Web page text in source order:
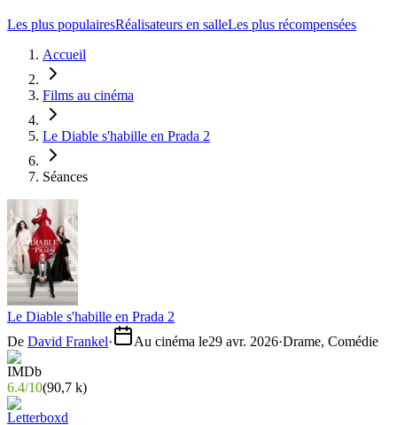
Les plus populairesRéalisateurs en salleLes plus récompensées
Accueil
Films au cinéma
Le Diable s'habille en Prada 2
Séances
Le Diable s'habille en Prada 2
De David Frankel· Au cinéma le29 avr. 2026·Drame, Comédie
6.4/10(90,7 k)